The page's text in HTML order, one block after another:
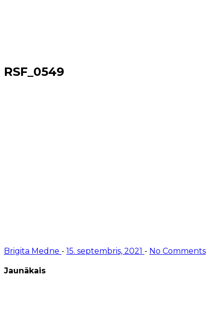
RSF_0549
Brigita Medne - 15. septembris, 2021 - No Comments
Jaunākais